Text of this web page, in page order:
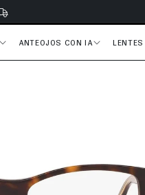
ANTEOJOS CON IA